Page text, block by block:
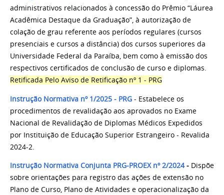
administrativos relacionados à concessão do Prêmio “Láurea
Acadêmica Destaque da Graduação”, à autorização de
colação de grau referente aos períodos regulares (cursos
presenciais e cursos a distância) dos cursos superiores da
Universidade Federal da Paraíba, bem como à emissão dos
respectivos certificados de conclusão de curso e diplomas.
Retificada Pelo Aviso de Retificação nº 1 - PRG
Instrução Normativa nº 1/2025 - PRG - Estabelece os
procedimentos de revalidação aos aprovados no Exame
Nacional de Revalidação de Diplomas Médicos Expedidos
por Instituição de Educação Superior Estrangeiro - Revalida
2024-2.
Instrução Normativa Conjunta PRG-PROEX nº 2/2024- Dispõe
sobre orientações para registro das ações de extensão no
Plano de Curso, Plano de Atividades e operacionalização da